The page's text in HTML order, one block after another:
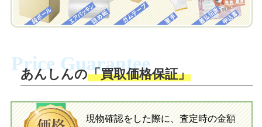
梱包キットに同封する発送ガイドの手順
送。当店へ無料で発送いただけます。
入金完了
当店に査定したおもちゃがご到着後、ご
自宅でおもちゃを発送・梱包
ださい。お電話にて集荷依頼を行い発
送。当店へ無料で発送いただけます。
Price Guarantee
あんしんの「買取価格保証」
現物確認をした際に、査定時の金額